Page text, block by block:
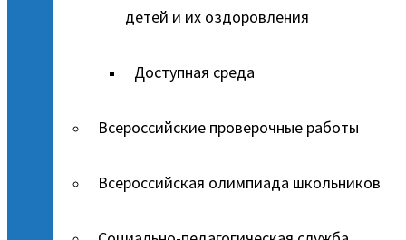
детей и их оздоровления
Доступная среда
Всероссийские проверочные работы
Всероссийская олимпиада школьников